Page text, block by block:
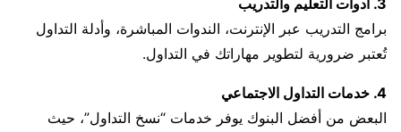
برامج التدريب عبر الإنترنت، الندوات المباشرة، وأدلة التداول
تُعتبر ضرورية لتطوير مهاراتك في التداول.
4. خدمات التداول الاجتماعي
البعض من أفضل البنوك يوفر خدمات “نسخ التداول”، حيث